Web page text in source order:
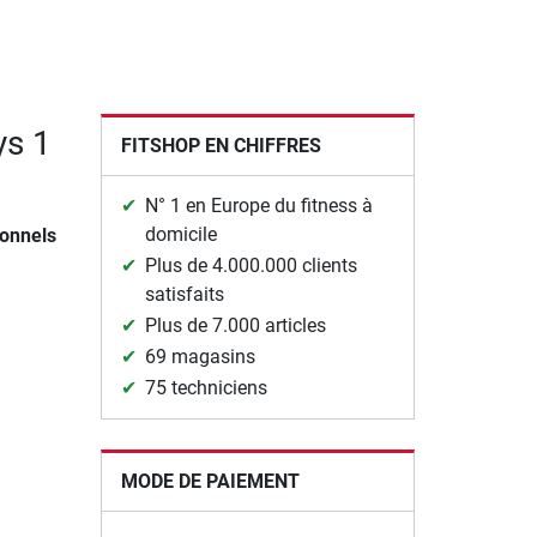
1 FITSHOP EN CHIFFRES
N° 1 en Europe du fitness à
domicile
Plus de 4.000.000 clients
satisfaits
Plus de 7.000 articles
69 magasins
75 techniciens
MODE DE PAIEMENT